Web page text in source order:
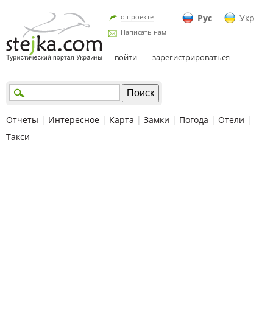
Рус Укр
о проекте
Написать нам
войти зарегистрироваться
Отчеты | Интересное | Карта | Замки | Погода | Отели |
Такси